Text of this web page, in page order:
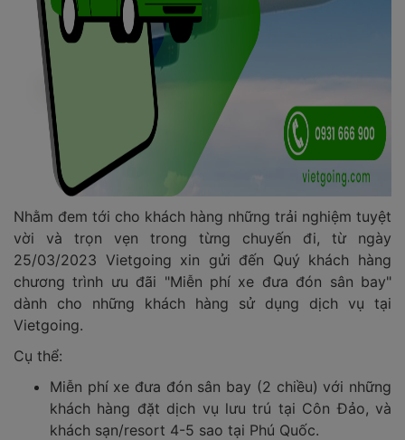
Nhằm đem tới cho khách hàng những trải nghiệm tuyệt
vời và trọn vẹn trong từng chuyến đi, từ ngày
25/03/2023 Vietgoing xin gửi đến Quý khách hàng
chương trình ưu đãi "Miễn phí xe đưa đón sân bay"
dành cho những khách hàng sử dụng dịch vụ tại
Vietgoing.
Cụ thể:
Miễn phí xe đưa đón sân bay (2 chiều) với những
khách hàng đặt dịch vụ lưu trú tại Côn Đảo, và
khách sạn/resort 4-5 sao tại Phú Quốc.